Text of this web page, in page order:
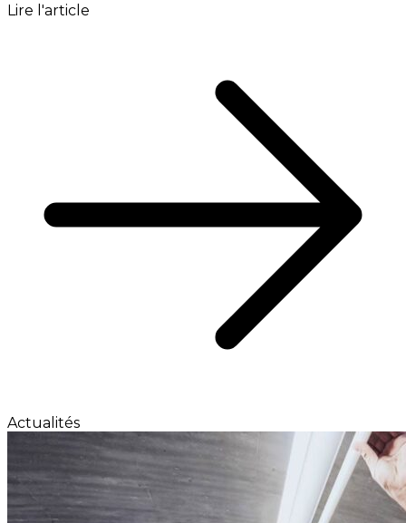
Lire l'article
Actualités